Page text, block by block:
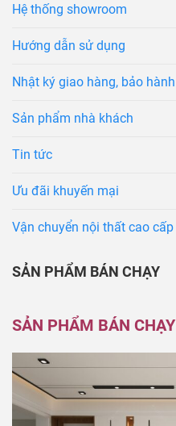
Hệ thống showroom
Hướng dẫn sử dụng
Nhật ký giao hàng, bảo hành
Sản phẩm nhà khách
Tin tức
Ưu đãi khuyến mại
Vận chuyển nội thất cao cấp
SẢN PHẨM BÁN CHẠY
SẢN PHẨM BÁN CHẠY